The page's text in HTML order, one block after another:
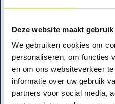
Deze website maakt
We gebruiken cookies om
personaliseren, om functies
en om ons websiteverkeer
informatie over uw gebruik
partners voor social media,
Personeel werkt “op
(verkoop, korting,
dagafsluiting).
Waarom is
een succesvolle